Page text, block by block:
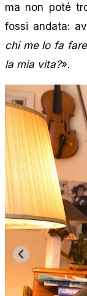
ma non poté
fossi andata:
chi me lo fa
la mia vita?».